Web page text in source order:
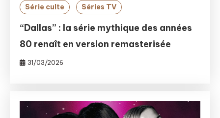
Série culte Séries TV
“Dallas” : la série mythique des années
80 renaît en version remasterisée
31/03/2026